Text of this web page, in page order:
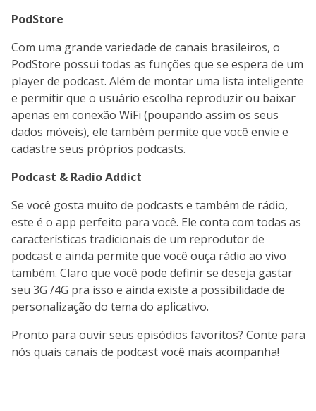
PodStore
Com uma grande variedade de canais brasileiros, o
PodStore possui todas as funções que se espera de um
player de podcast. Além de montar uma lista inteligente
e permitir que o usuário escolha reproduzir ou baixar
apenas em conexão WiFi (poupando assim os seus
dados móveis), ele também permite que você envie e
cadastre seus próprios podcasts.
Podcast & Radio Addict
Se você gosta muito de podcasts e também de rádio,
este é o app perfeito para você. Ele conta com todas as
características tradicionais de um reprodutor de
podcast e ainda permite que você ouça rádio ao vivo
também. Claro que você pode definir se deseja gastar
seu 3G /4G pra isso e ainda existe a possibilidade de
personalização do tema do aplicativo.
Pronto para ouvir seus episódios favoritos? Conte para
nós quais canais de podcast você mais acompanha!